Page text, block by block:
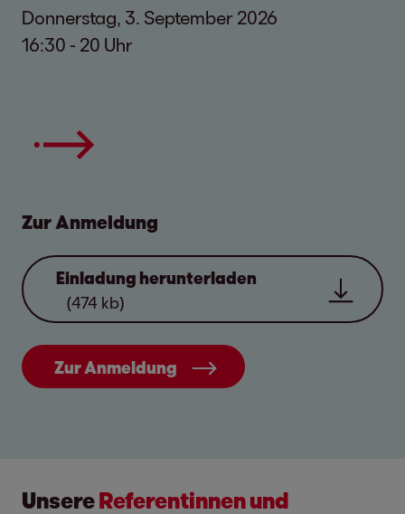
Donnerstag, 3. September 2026
16:30 - 20 Uhr
Zur Anmeldung
Einladung herunterladen
(474 kb)
Zur Anmeldung
UnsereReferentinnen und